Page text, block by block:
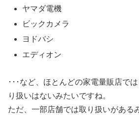
ヤマダ電機
ビックカメラ
ヨドバシ
エディオン
･･･など、ほとんどの家電量販店で
り扱いはないみたいですね。
ただ、一部店舗では取り扱いがある